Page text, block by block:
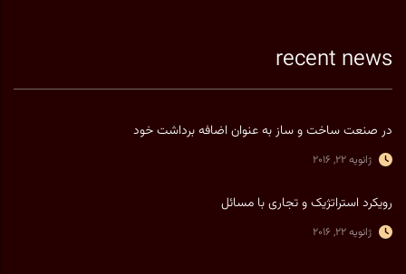
recent news
در صنعت ساخت و ساز به عنوان اضافه برداشت خود
ژانویه 22, 2016
رویکرد استراتژیک و تجاری با مسائل
ژانویه 22, 2016